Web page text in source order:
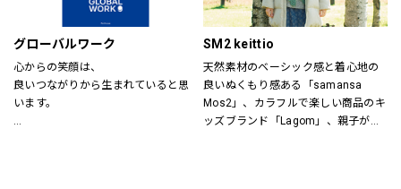
グローバルワーク
心からの笑顔は、
良いつながりから生まれていると思
います。
SM2 keittio
天然素材のベーシック感と着心地の
良いぬくもり感ある「samansa
Mos2」、カラフルで楽しい商品のキ
ッズブランド「Lagom」、親子が楽